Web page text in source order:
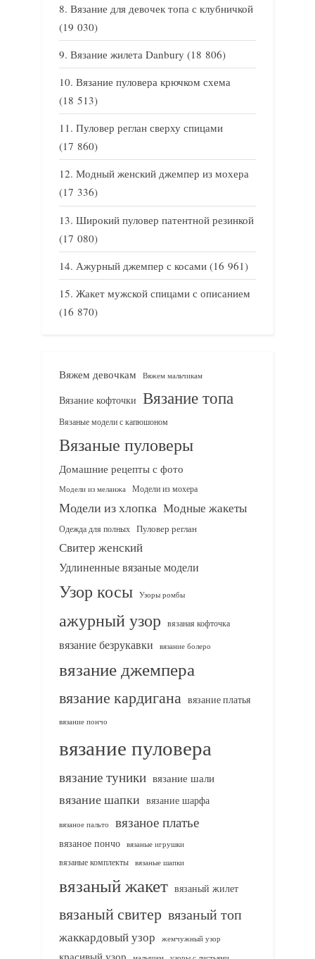
Вязание для девочек топа с клубничкой
(19 030)
Вязание жилета Danbury (18 806)
Вязание пуловера крючком схема
(18 513)
Пуловер реглан сверху спицами
(17 860)
Модный женский джемпер из мохера
(17 336)
Широкий пуловер патентной резинкой
(17 080)
Ажурный джемпер с косами (16 961)
Жакет мужской спицами с описанием
(16 870)
Вяжем девочкам Вяжем мальчикам
Вязание кофточки Вязание топа
Вязаные модели с капюшоном
Вязаные пуловеры
Домашние рецепты с фото
Модели из меланжа Модели из мохера
Модели из хлопка Модные жакеты
Одежда для полных Пуловер реглан
Свитер женский
Удлиненные вязаные модели
Узор косы Узоры ромбы
ажурный узор вязаная кофточка
вязание безрукавки вязание болеро
вязание джемпера
вязание кардигана вязание платья
вязание пончо
вязание пуловера
вязание туники вязание шали
вязание шапки вязание шарфа
вязаное пальто вязаное платье
вязаное пончо вязаные игрушки
вязаные комплекты
вязаные шапки
вязаный жакет вязаный жилет
вязаный свитер вязаный топ
жаккардовый узор жемчужный узор